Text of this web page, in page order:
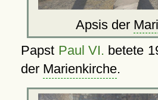
Apsis der
Papst Paul VI. betete
der Marienkirche.